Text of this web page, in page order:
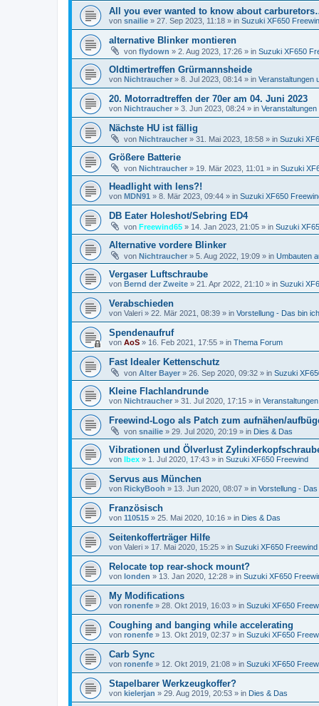
All you ever wanted to know about
von snailie » 27. Sep 2023, 11:18 » in Suzuki XF650
alternative Blinker montieren
von flydown » 2. Aug 2023, 17:26 » in Suzuki XF650
Oldtimertreffen Grürmannsheide
von Nichtraucher » 8. Jul 2023, 08:14 » in Veranstaltungen
20. Motorradtreffen der 70er am 04. Juni 2023
von Nichtraucher » 3. Jun 2023, 08:24 » in Veranstaltungen
Nächste HU ist fällig
von Nichtraucher » 31. Mai 2023, 18:58 » in Suzuki
Größere Batterie
von Nichtraucher » 19. Mär 2023, 11:01 » in Suzuki
Headlight with lens?!
von MDN91 » 8. Mär 2023, 09:44 » in Suzuki XF650
DB Eater Holeshot/Sebring ED4
von Freewind65 » 14. Jan 2023, 21:05 » in Suzuki
Alternative vordere Blinker
von Nichtraucher » 5. Aug 2022, 19:09 » in Umbauten
Vergaser Luftschraube
von Bernd der Zweite » 21. Apr 2022, 21:10 » in Suzuki
Verabschieden
von Valeri » 22. Mär 2021, 08:39 » in Vorstellung - Das bin ich
Spendenaufruf
von AoS » 16. Feb 2021, 17:55 » in Thema Forum
Fast Idealer Kettenschutz
von Alter Bayer » 26. Sep 2020, 09:32 » in Suzuki
Kleine Flachlandrunde
von Nichtraucher » 31. Jul 2020, 17:15 » in
Freewind-Logo als Patch zum aufnähen/
von snailie » 29. Jul 2020, 20:19 » in Dies & Das
Vibrationen und Ölverlust
von Ibex » 1. Jul 2020, 17:43 » in Suzuki XF650 Freewind
Servus aus München
von RickyBooh » 13. Jun 2020, 08:07 » in Vorstellung - Das
Französisch
von 110515 » 25. Mai 2020, 10:16 » in Dies & Das
Seitenkofferträger Hilfe
von Valeri » 17. Mai 2020, 15:25 » in Suzuki XF650 Freewind
Relocate top rear-shock mount?
von londen » 13. Jan 2020, 12:28 » in Suzuki XF650
My Modifications
von ronenfe » 28. Okt 2019, 16:03 » in Suzuki XF650
Coughing and banging while accelerating
von ronenfe » 13. Okt 2019, 02:37 » in Suzuki XF650
Carb Sync
von ronenfe » 12. Okt 2019, 21:08 » in Suzuki XF650
Stapelbarer Werkzeugkoffer?
von kielerjan » 29. Aug 2019, 20:53 » in Dies & Das